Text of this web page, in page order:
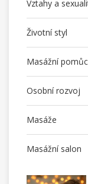
Vztahy a
Životní styl
Masážní
Osobní rozvoj
Masáže
Masážní salon